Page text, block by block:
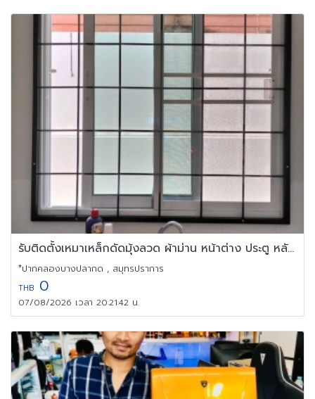
รับติดตั้งเหมาเหล็กดัดมุ้งลวด ผ้าม่าน หน้าต่าง ประตู หลังคา
*ปากคลองบางปลากด , สมุทรปราการ
THB 0
07/08/2026 เวลา 20:21:42 น.